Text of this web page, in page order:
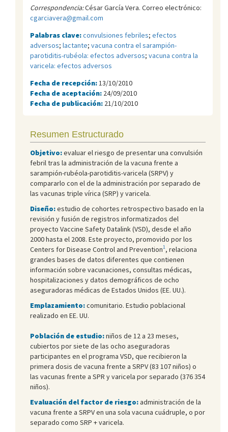
Correspondencia:César García Vera. Correo electrónico:
cgarciavera@gmail.com
Palabras clave:convulsiones febriles; efectos
adversos; lactante; vacuna contra el sarampión-
parotiditis-rubéola: efectos adversos; vacuna contra la
varicela: efectos adversos
Fecha de recepción: 13/10/2010
Fecha de aceptación: 24/09/2010
Fecha de publicación: 21/10/2010
Resumen Estructurado
Objetivo:evaluar el riesgo de presentar una convulsión
febril tras la administración de la vacuna frente a
sarampión-rubéola-parotiditis-varicela (SRPV) y
compararlo con el de la administración por separado de
las vacunas triple vírica (SRP) y varicela.
Diseño:estudio de cohortes retrospectivo basado en la
revisión y fusión de registros informatizados del
proyecto Vaccine Safety Datalink (VSD), desde el año
2000 hasta el 2008. Este proyecto, promovido por los
Centers for Disease Control and Prevention1, relaciona
grandes bases de datos diferentes que contienen
información sobre vacunaciones, consultas médicas,
hospitalizaciones y datos demográficos de ocho
aseguradoras médicas de Estados Unidos (EE. UU.).
Emplazamiento:comunitario. Estudio poblacional
realizado en EE. UU.
Población de estudio:niños de 12 a 23 meses,
cubiertos por siete de las ocho aseguradoras
participantes en el programa VSD, que recibieron la
primera dosis de vacuna frente a SRPV (83 107 niños) o
las vacunas frente a SPR y varicela por separado (376 354
niños).
Evaluación del factor de riesgo:administración de la
vacuna frente a SRPV en una sola vacuna cuádruple, o por
separado como SRP + varicela.